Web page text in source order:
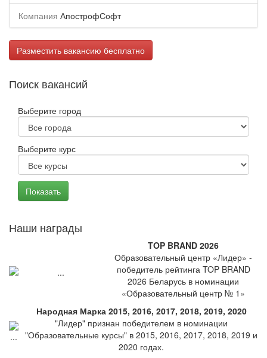
Компания АпострофСофт
Разместить вакансию бесплатно
Поиск вакансий
Выберите город
Выберите курс
Наши награды
TOP BRAND 2026
Образовательный центр «Лидер» -
победитель рейтинга TOP BRAND
2026 Беларусь в номинации
«Образовательный центр № 1»
Народная Марка 2015, 2016, 2017, 2018, 2019, 2020
"Лидер" признан победителем в номинации
"Образовательные курсы" в 2015, 2016, 2017, 2018, 2019 и
2020 годах.